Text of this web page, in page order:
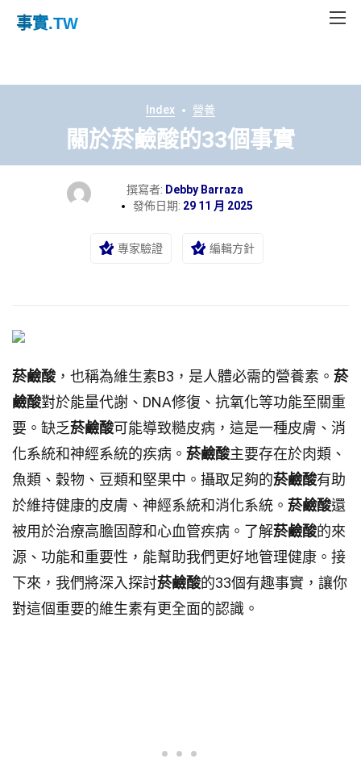
事實.TW
Index 營養
關於菸鹼酸的33個事實
撰寫者: Debby Barraza
發佈日期: 29 11 月 2025
專家驗證 編輯方針
菸鹼酸 ，也稱為維生素B3，是人體必需的營養素。 菸
鹼酸對於能量代謝、DNA修復、抗氧化等功能至關重
要。缺乏菸鹼酸可能導致糙皮病，這是一種皮膚、消
化系統和神經系統的疾病。 菸鹼酸主要存在於肉類、
魚類、穀物、豆類和堅果中。攝取足夠的菸鹼酸有助
於維持健康的皮膚、神經系統和消化系統。 菸鹼酸還
被用於治療高膽固醇和心血管疾病。了解菸鹼酸的來
源、功能和重要性，能幫助我們更好地管理健康。接
下來，我們將深入探討菸鹼酸的33個有趣事實，讓你
對這個重要的維生素有更全面的認識。